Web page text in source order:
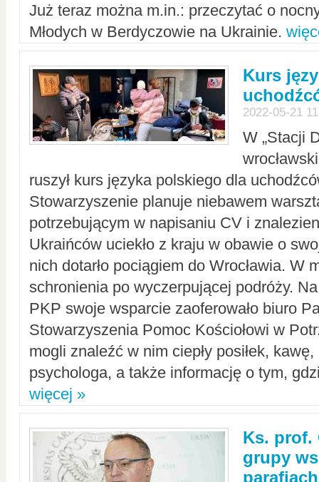
Już teraz można m.in.: przeczytać o
Młodych w Berdyczowie na Ukrainie.
Kurs
2022-05-21
W „Stacji
ruszył kurs języka polskiego dla
Stowarzyszenie planuje niebawem
potrzebującym w napisaniu CV i
Ukraińców uciekło z kraju w obawie o
nich dotarło pociągiem do Wrocławia. W
schronienia po wyczerpującej podróży.
PKP swoje wsparcie zaoferowało biuro
Stowarzyszenia Pomoc Kościołowi w
mogli znaleźć w nim ciepły posiłek,
psychologa, a także informację o tym,
więcej »
Ks. prof.
grupy
parafiach